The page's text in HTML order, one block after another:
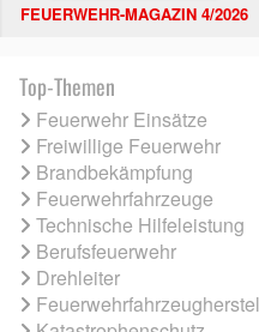
FEUERWEHR-MAGAZIN 4/2026
Top-Themen
Feuerwehr Einsätze
Freiwillige Feuerwehr
Brandbekämpfung
Feuerwehrfahrzeuge
Technische Hilfeleistung
Berufsfeuerwehr
Drehleiter